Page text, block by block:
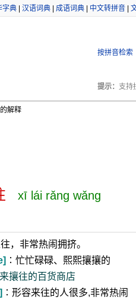
字典| 汉语词典| 成语词典| 中文转拼音|
按拼音检索
提示： 支持
解释
xī lái rǎng wǎng
，非常热闹拥挤。
∶忙忙碌碌、熙熙攘攘的
攘往的百货商店
∶形容来往的人很多,非常热闹